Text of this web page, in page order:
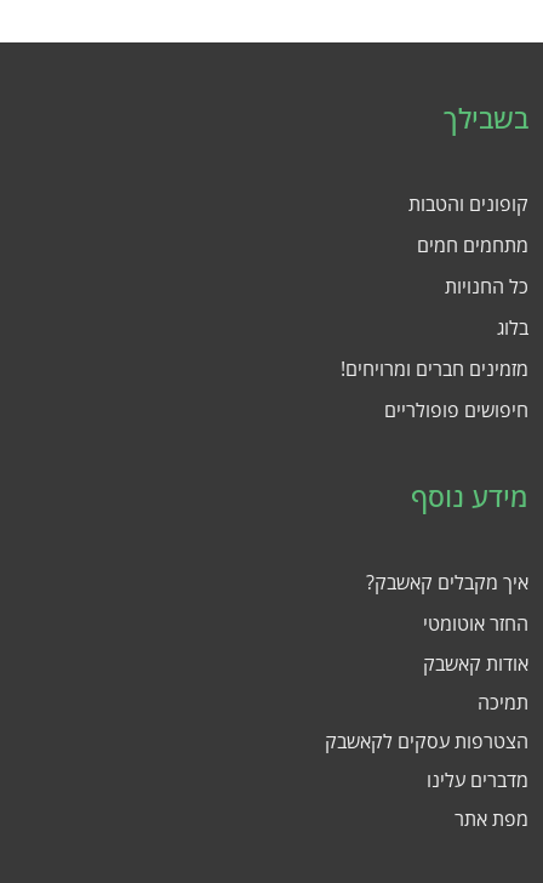
בשבילך
קופונים והטבות
מתחמים חמים
כל החנויות
בלוג
מזמינים חברים ומרויחים!
חיפושים פופולריים
מידע נוסף
איך מקבלים קאשבק?
החזר אוטומטי
אודות קאשבק
תמיכה
הצטרפות עסקים לקאשבק
מדברים עלינו
מפת אתר